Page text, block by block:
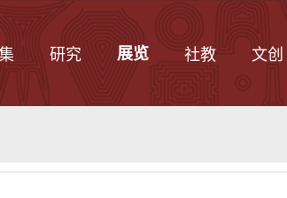
研究 展览 社教 文创